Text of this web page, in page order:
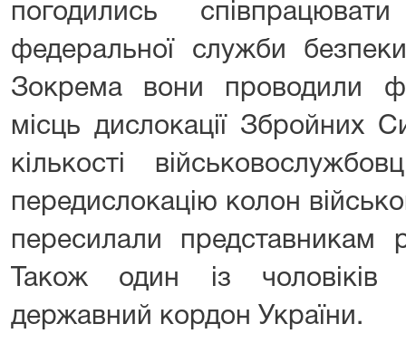
погодились
федеральної служби безпеки
Зокрема вони проводили
місць дислокації Збройних
кількості
передислокацію колон
пересилали представникам
Також один із чоловіків
державний кордон України.